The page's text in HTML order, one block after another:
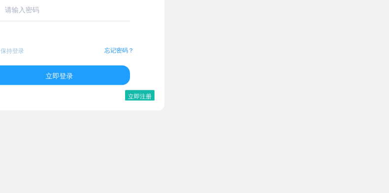
保持登录 忘记密码？
立即登录
立即注册